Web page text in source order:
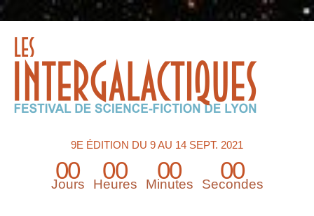
9E ÉDITION DU 9 AU 14 SEPT. 2021
00
Jours
00
Heures
00
Minutes
00
Secondes